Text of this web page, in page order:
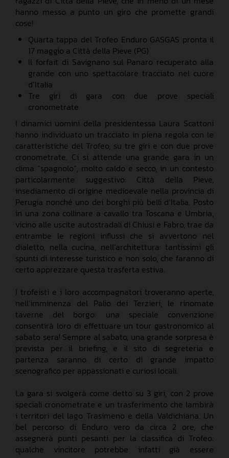
hanno messo a punto un giro che promette grandi
cose!
Quarta tappa del Trofeo Enduro GASGAS pronta il
17 maggio a Città della Pieve (PG)
Il forfait di Savignano sul Panaro recuperato alla
grande con uno spettacolare tracciato nel cuore
d’Italia
Tre giri di gara con due prove speciali
cronometrate
I dinamici uomini della presidentessa Laura Scattoni
hanno individuato un tracciato in piena regola con le
caratteristiche del Trofeo, su tre giri e con due prove
cronometrate. Ci si attende una grande gara in un
clima “spagnolo”, molto caldo e secco, in un contesto
particolarmente suggestivo: Città della Pieve,
insediamento di origine medioevale nella provincia di
Perugia nonché uno dei borghi più belli d’Italia. Posto
in una zona collinare a cavallo tra Toscana e Umbria,
vicino alle uscite autostradali di Chiusi e Fabro, trae da
entrambe le regioni influssi che si avvertono nel
dialetto, nella cucina, nell’architettura: tantissimi gli
spunti di interesse turistico e non solo, che faranno di
certo apprezzare questa trasferta estiva.
I trofeisti e i loro accompagnatori troveranno aperte,
nell’imminenza del Palio dei Terzieri, le rinomate
taverne del borgo: una speciale convenzione
consentirà loro di effettuare un tour gastronomico al
sabato sera! Sempre al sabato, una grande sorpresa è
prevista per il briefing, e il sito di segreteria e
partenza saranno di certo di grande impatto
scenografico per appassionati e curiosi locali.
La gara si svolgerà come detto su 3 giri, con 2 prove
speciali cronometrate e un trasferimento che lambirà
i territori del lago Trasimeno e della Valdichiana. Un
bel percorso di Enduro vero da circa 2 ore, che
assegnerà punti pesanti per la classifica di Trofeo:
qualche vincitore potrebbe infatti già essere